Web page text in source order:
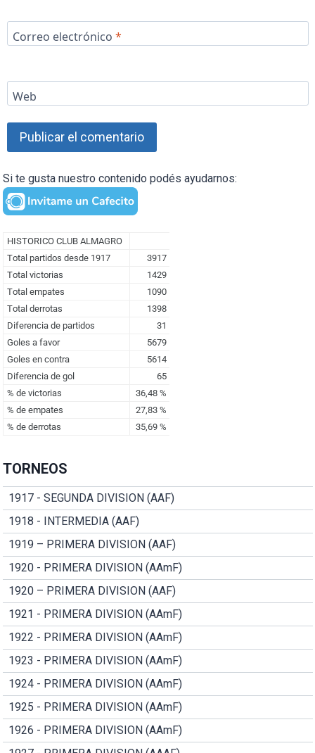
Correo electrónico *
Web
Si te gusta nuestro contenido podés ayudarnos:
TORNEOS
1917 - SEGUNDA DIVISION (AAF)
1918 - INTERMEDIA (AAF)
1919 – PRIMERA DIVISION (AAF)
1920 - PRIMERA DIVISION (AAmF)
1920 – PRIMERA DIVISION (AAF)
1921 - PRIMERA DIVISION (AAmF)
1922 - PRIMERA DIVISION (AAmF)
1923 - PRIMERA DIVISION (AAmF)
1924 - PRIMERA DIVISION (AAmF)
1925 - PRIMERA DIVISION (AAmF)
1926 - PRIMERA DIVISION (AAmF)